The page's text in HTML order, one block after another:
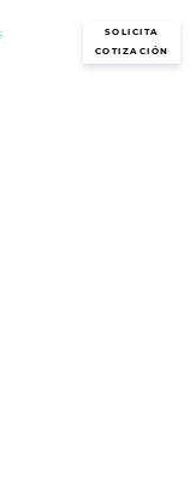
SOLICITA
COTIZACIÓN